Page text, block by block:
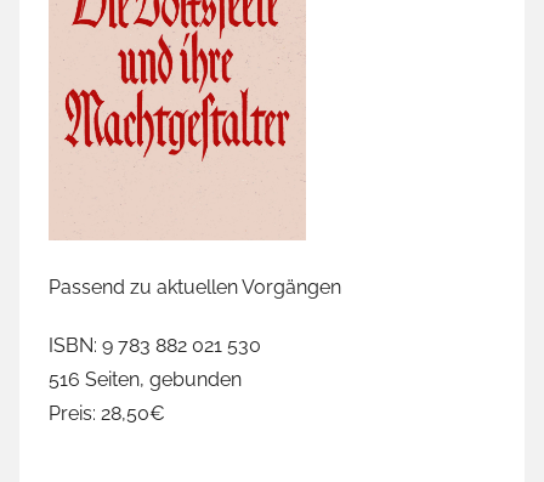
Passend zu aktuellen Vorgängen
ISBN: 9 783 882 021 530
516 Seiten, gebunden
Preis: 28,50€